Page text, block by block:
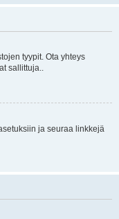
tyypit. Ota yhteys
sallittuja..
ja seuraa linkkejä